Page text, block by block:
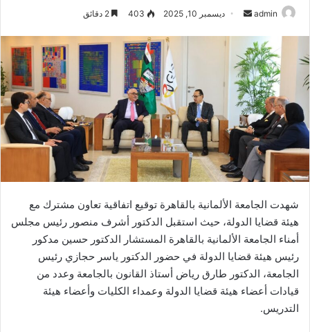
admin
أرسل
إلكترونيا
ديسمبر 10, 2025 403
شهدت الجامعة الألمانية بالقاهرة توقيع اتفاقية تعاون مشترك مع
هيئة قضايا الدولة، حيث استقبل الدكتور أشرف منصور رئيس مجلس
أمناء الجامعة الألمانية بالقاهرة المستشار الدكتور حسين مدكور
رئيس هيئة قضايا الدولة في حضور الدكتور ياسر حجازي رئيس
الجامعة، الدكتور طارق رياض أستاذ القانون بالجامعة وعدد من
قيادات أعضاء هيئة قضايا الدولة وعمداء الكليات وأعضاء هيئة
التدريس.